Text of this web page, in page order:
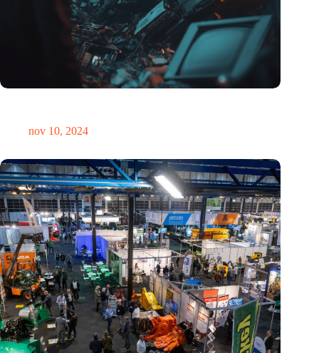
nov 10, 2024